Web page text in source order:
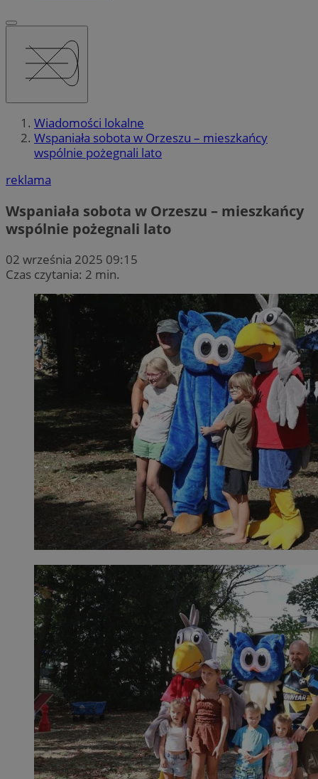
Wiadomości lokalne
Wspaniała sobota w Orzeszu – mieszkańcy
wspólnie pożegnali lato
reklama
Wspaniała sobota w Orzeszu – mieszkańcy
wspólnie pożegnali lato
02 września 2025 09:15
Czas czytania: 2 min.